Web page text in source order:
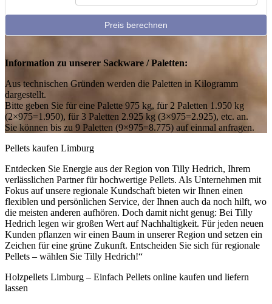
Preis berechnen
Information zu unserer Sackware / Paletten:
Aus technischen Gründen werden die Paletten in Kilogramm
dargestellt.
Bitte geben Sie für eine Palette 975 kg, für 2 Paletten 1.950 kg
(2×975=1.950), für 3 Paletten 2.925 kg (3×975=2.925), etc. an.
Sie können bis zu 9 Paletten (9×975=8.775) auf einmal anfragen.
Pellets kaufen Limburg
Entdecken Sie Energie aus der Region von Tilly Hedrich, Ihrem
verlässlichen Partner für hochwertige Pellets. Als Unternehmen mit
Fokus auf unsere regionale Kundschaft bieten wir Ihnen einen
flexiblen und persönlichen Service, der Ihnen auch da noch hilft, wo
die meisten anderen aufhören. Doch damit nicht genug: Bei Tilly
Hedrich legen wir großen Wert auf Nachhaltigkeit. Für jeden neuen
Kunden pflanzen wir einen Baum in unserer Region und setzen ein
Zeichen für eine grüne Zukunft. Entscheiden Sie sich für regionale
Pellets – wählen Sie Tilly Hedrich!“
Holzpellets Limburg – Einfach Pellets online kaufen und liefern
lassen